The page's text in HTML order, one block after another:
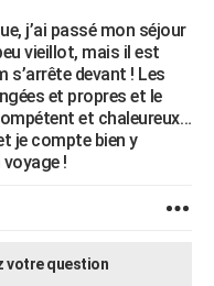
j’ai passé mon séjour
vieillot, mais il est
s’arrête devant ! Les
et propres et le
et chaleureux…
je compte bien y
!
votre question